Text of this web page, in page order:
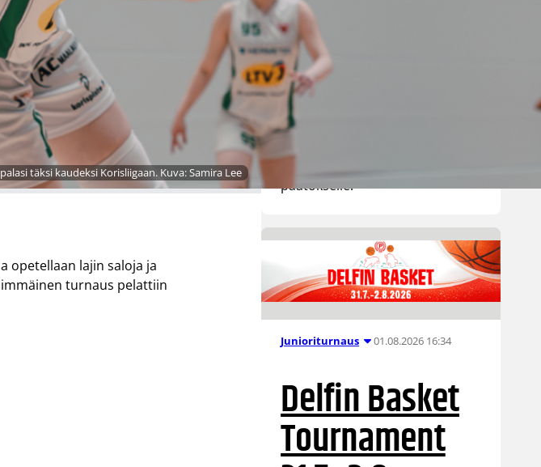
täksi kaudeksi Korisliigaan. Kuva: Samira Lee
opetellaan lajin saloja ja
turnaus pelattiin
3×3-koripallon SM-kiertue
huipentui lauantaina Espoon
Leppävaarassa pelattuun
finaaliturnaukseen, jossa
runsaslukuinen yleisö,
aurinkoinen kesäsää ja
päätökselle.
Junioriturnaus 01.08.2026 16:34
Delfin Basket
Tournament